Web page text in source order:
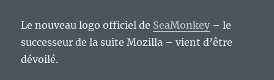
Le nouveau logo officiel de SeaMonkey – le
successeur de la suite Mozilla – vient d’être
dévoilé.